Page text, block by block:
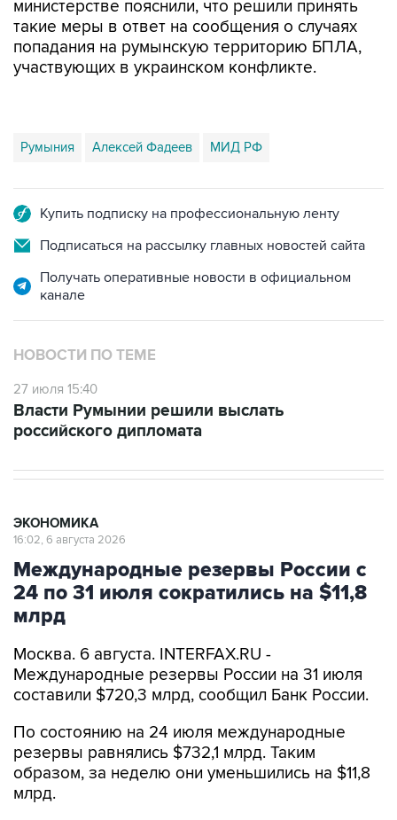
министерстве пояснили, что решили принять
такие меры в ответ на сообщения о случаях
попадания на румынскую территорию БПЛА,
участвующих в украинском конфликте.
Румыния Алексей Фадеев МИД РФ
Купить подписку на профессиональную ленту
Подписаться на рассылку главных новостей сайта
Получать оперативные новости в официальном
канале
НОВОСТИ ПО ТЕМЕ
27 июля 15:40
Власти Румынии решили выслать
российского дипломата
ЭКОНОМИКА
16:02, 6 августа 2026
Международные резервы России с
24 по 31 июля сократились на $11,8
млрд
Москва. 6 августа. INTERFAX.RU -
Международные резервы России на 31 июля
составили $720,3 млрд, сообщил Банк России.
По состоянию на 24 июля международные
резервы равнялись $732,1 млрд. Таким
образом, за неделю они уменьшились на $11,8
млрд.